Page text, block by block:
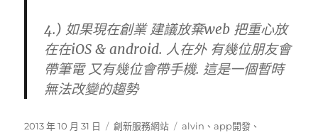
4.) 如果現在創業 建議放棄web 把重心放
在在iOS & android. 人在外 有幾位朋友會
帶筆電 又有幾位會帶手機. 這是一個暫時
無法改變的趨勢
發
2013 年 10 月 31 日
分
創新服務網站
標
alvin 、app開發 、